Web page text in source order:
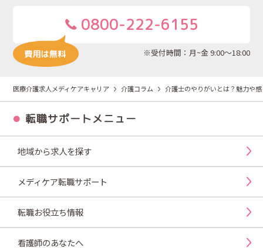
0800-222-6155
※受付時間：月~金 9:00～18:00
医療介護求人メディケアキャリア 介護コラム 介護士のやりがいとは？魅力や
転職サポートメニュー
地域から求人を探す
メディケア転職サポート
転職お役立ち情報
看護師のあなたへ